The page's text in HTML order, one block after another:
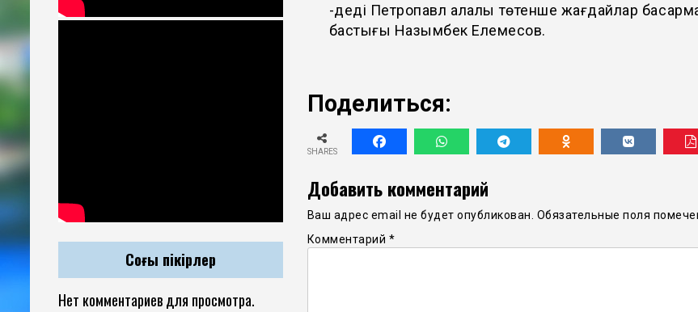
-деді Петропавл қалалық төтенше жағдайлар
бастығы Назымбек Елемесов.
Поделиться:
SHARES
Добавить комментарий
Ваш адрес email не будет опубликован. Обязательные поля
Комментарий *
Соңғы пікірлер
Нет комментариев для просмотра.